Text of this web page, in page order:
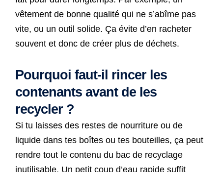
vêtement de bonne qualité qui ne s’abîme pas
vite, ou un outil solide. Ça évite d’en racheter
souvent et donc de créer plus de déchets.
Pourquoi faut-il rincer les
contenants avant de les
recycler ?
Si tu laisses des restes de nourriture ou de
liquide dans tes boîtes ou tes bouteilles, ça peut
rendre tout le contenu du bac de recyclage
inutilisable. Un petit coup d’eau rapide suffit